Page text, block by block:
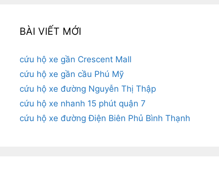
BÀI VIẾT MỚI
cứu hộ xe gần Crescent Mall
cứu hộ xe gần cầu Phú Mỹ
cứu hộ xe đường Nguyễn Thị Thập
cứu hộ xe nhanh 15 phút quận 7
cứu hộ xe đường Điện Biên Phủ Bình Thạnh